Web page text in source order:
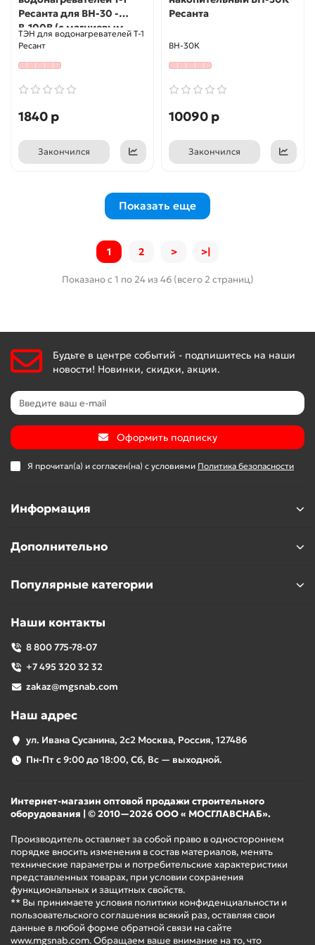
Ресанта для ВН-30 -
В-100В (с магниевым
анодом)
ТЭН для водонагревателей Т-1
Ресант
1840 р
Закончился
Ресанта
ВН-30К
10090 р
Закончился
Показать еще
1 2 > >|
Показано с 1 по 24 из 46 (всего 2 страниц)
Будьте в центре событий - подпишитесь на наши
новости! Новинки, скидки, акции.
Оформить подписку
Я прочитал(а) и согласен(на) с условиями Политика безопасности
Информация
Дополнительно
Популярные категории
Наши контакты
8 800 775-78-07
+7 495 320 32 32
zakaz@mgsnab.com
Наш адрес
ул. Ивана Сусанина, 2с2 Москва, Россия, 127486
Пн-Пт с 9:00 до 18:00, Сб, Вс — выходной.
Интернет-магазин оптовой продажи строительного
оборудования | © 2010—2026 ООО « МОСГЛАВСНАБ».
Производитель оставляет за собой право в одностороннем
порядке вносить изменения в состав материалов, менять
технические параметры и потребительские характеристики
представленных товарах, при условии сохранения
функциональных и защитных свойств.
** Вы принимаете условия политики конфиденциальности и
пользовательского соглашения всякий раз, оставляя свои
данные в любой форме обратной связи на сайте
www.mgsnab.com. Обращаем ваше внимание на то, что